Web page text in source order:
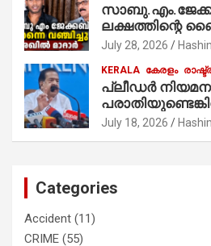
ലക്ഷത്തിന്റെ
തൃക്കാക്കരയില്‍
മാത്രമാണ്
സാബുവിന്റേത്
നേട്ടത്തിനുള്ള
ഫോണ്‍
July 28, 2026
KERALA കേരളം
പ്ലീഡർ നിയമന
രമേശ്
July 18, 2026
Categories
Accident (11)
CRIME (55)